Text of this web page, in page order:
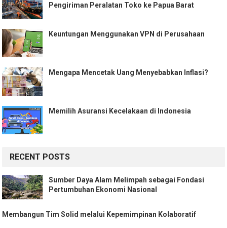
Pengiriman Peralatan Toko ke Papua Barat
Keuntungan Menggunakan VPN di Perusahaan
Mengapa Mencetak Uang Menyebabkan Inflasi?
Memilih Asuransi Kecelakaan di Indonesia
RECENT POSTS
Sumber Daya Alam Melimpah sebagai Fondasi
Pertumbuhan Ekonomi Nasional
Membangun Tim Solid melalui Kepemimpinan Kolaboratif